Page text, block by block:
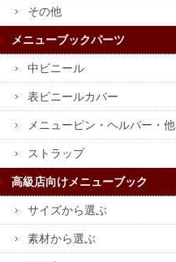
その他
メニューブックパーツ
中ビニール
表ビニールカバー
メニューピン・ヘルパー・他
ストラップ
高級店向けメニューブック
サイズから選ぶ
素材から選ぶ